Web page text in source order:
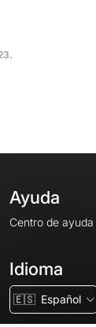
Ayuda
Centro de ayuda
Idioma
🇪🇸 Español